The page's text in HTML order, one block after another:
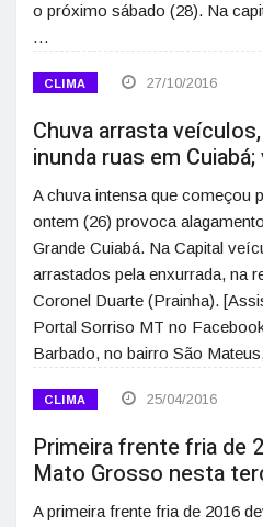
o próximo sábado (28). Na
…
CLIMA 27/10/2016
Chuva arrasta
inunda ruas em
A chuva intensa que começou
ontem (26) provoca
Grande Cuiabá. Na Capital
arrastados pela enxurrada, na
Coronel Duarte (Prainha).
Portal Sorriso MT no
Barbado, no bairro São
CLIMA 25/04/2016
Primeira frente fria de
Mato Grosso nesta
A primeira frente fria de 2016